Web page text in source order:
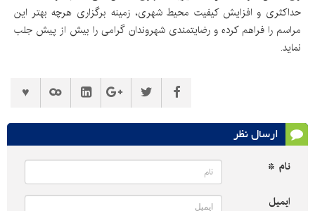
حداکثری و افزایش کیفیت محیط شهری، زمینه برگزاری هرچه بهتر این
مراسم را فراهم کرده و رضایتمندی شهروندان گرامی را بیش از پیش جلب
نماید.
ارسال نظر
نام *
ایمیل